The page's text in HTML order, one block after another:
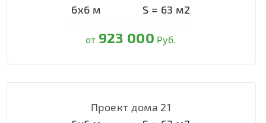
6х6 м S = 63 м2
от 923 000 Руб.
Проект дома 21